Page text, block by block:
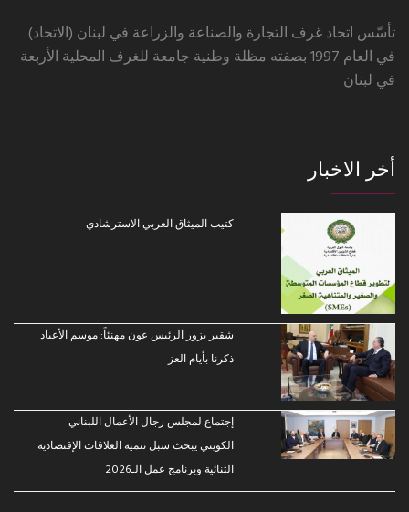
تأسّس اتحاد غرف التجارة والصناعة والزراعة في لبنان (الاتحاد)
في العام 1997 بصفته مظلة وطنية جامعة للغرف المحلية الأربعة
في لبنان
أخر الاخبار
كتيب الميثاق العربي الاسترشادي
شقير يزور الرئيس عون مهنئاً: موسم الأعياد
ذكرنا بأيام العز
إجتماع لمجلس رجال الأعمال اللبناني
الكويتي يبحث سبل تنمية العلاقات الإقتصادية
الثنائية وبرنامج عمل الـ2026